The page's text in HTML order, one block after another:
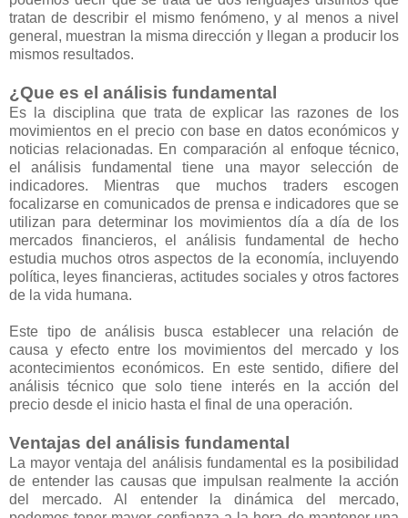
tratan de describir el mismo fenómeno, y al menos a nivel
general, muestran la misma dirección y llegan a producir los
mismos resultados.
¿Que es el análisis fundamental
Es la disciplina que trata de explicar las razones de los
movimientos en el precio con base en datos económicos y
noticias relacionadas. En comparación al enfoque técnico,
el análisis fundamental tiene una mayor selección de
indicadores. Mientras que muchos traders escogen
focalizarse en comunicados de prensa e indicadores que se
utilizan para determinar los movimientos día a día de los
mercados financieros, el análisis fundamental de hecho
estudia muchos otros aspectos de la economía, incluyendo
política, leyes financieras, actitudes sociales y otros factores
de la vida humana.
Este tipo de análisis busca establecer una relación de
causa y efecto entre los movimientos del mercado y los
acontecimientos económicos. En este sentido, difiere del
análisis técnico que solo tiene interés en la acción del
precio desde el inicio hasta el final de una operación.
Ventajas del análisis fundamental
La mayor ventaja del análisis fundamental es la posibilidad
de entender las causas que impulsan realmente la acción
del mercado. Al entender la dinámica del mercado,